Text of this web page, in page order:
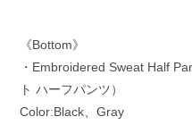
《Bottom》
・Embroidered Sweat Half
ト ハーフパンツ）
Color:Black、Gray